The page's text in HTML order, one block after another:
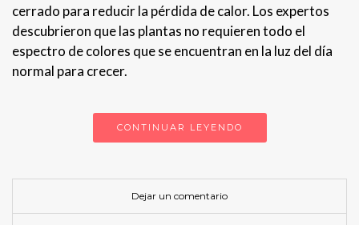
cerrado para reducir la pérdida de calor. Los expertos
descubrieron que las plantas no requieren todo el
espectro de colores que se encuentran en la luz del día
normal para crecer.
CONTINUAR LEYENDO
Dejar un comentario